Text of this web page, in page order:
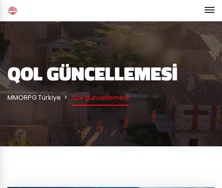
QOL GÜNCELLEMESI
MMORPG Türkiye Qol güncellemesi